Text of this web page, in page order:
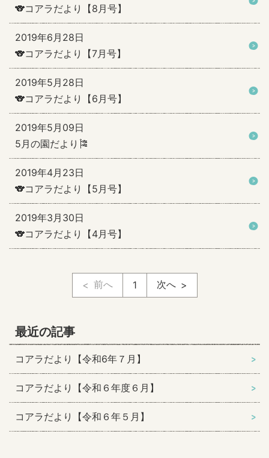
🐨コアラだより【8月号】
2019年6月28日
🐨コアラだより【7月号】
2019年5月28日
🐨コアラだより【6月号】
2019年5月09日
5月の園だより🎏
2019年4月23日
🐨コアラだより【5月号】
2019年3月30日
🐨コアラだより【4月号】
前へ 1 次へ
最近の記事
コアラだより【令和6年７月】
コアラだより【令和６年度６月】
コアラだより【令和６年５月】